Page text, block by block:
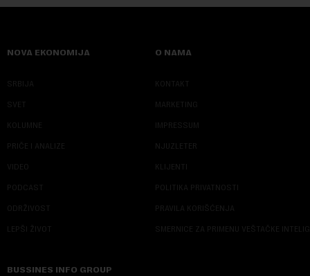
NOVA EKONOMIJA
SRBIJA
SVET
KOLUMNE
PRIČE I ANALIZE
VIDEO
PODCAST
ODRŽIVOST
LEPŠI ŽIVOT
O NAMA
KONTAKT
MARKETING
IMPRESSUM
NJUZLETER
KLIJENTI
POLITIKA PRIVATNOSTI
PRAVILA KORIŠĆENJA
SMERNICE ZA PRIMENU VEŠTAČKE
BUSSINES INFO GROUP